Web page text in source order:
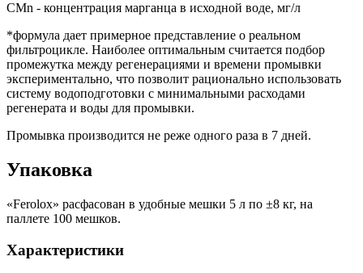
СMn - концентрация марганца в исходной воде, мг/л
*формула дает примерное представление о реальном
фильтроцикле. Наиболее оптимальным считается подбор
промежутка между регенерациями и времени промывки
экспериментально, что позволит рационально использовать
систему водоподготовки с минимальными расходами
регенерата и воды для промывки.
Промывка производится не реже одного раза в 7 дней.
Упаковка
«Ferolox» расфасован в удобные мешки 5 л по ±8 кг, на
паллете 100 мешков.
Характеристики